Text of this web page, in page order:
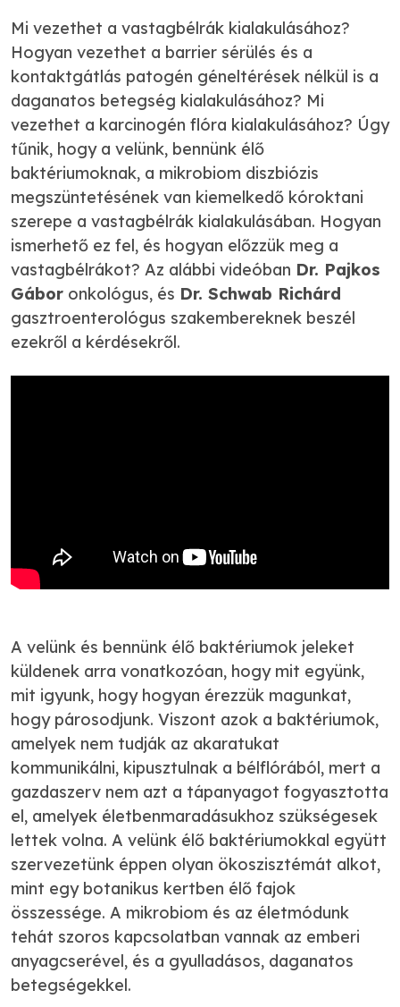
Mi vezethet a vastagbélrák kialakulásához?
Hogyan vezethet a barrier sérülés és a
kontaktgátlás patogén géneltérések nélkül is a
daganatos betegség kialakulásához? Mi
vezethet a karcinogén flóra kialakulásához? Úgy
tűnik, hogy a velünk, bennünk élő
baktériumoknak, a mikrobiom diszbiózis
megszüntetésének van kiemelkedő kóroktani
szerepe a vastagbélrák kialakulásában. Hogyan
ismerhető ez fel, és hogyan előzzük meg a
vastagbélrákot? Az alábbi videóban Dr. Pajkos
Gábor onkológus, és Dr. Schwab Richárd
gasztroenterológus szakembereknek beszél
ezekről a kérdésekről.
A velünk és bennünk élő baktériumok jeleket
küldenek arra vonatkozóan, hogy mit együnk,
mit igyunk, hogy hogyan érezzük magunkat,
hogy párosodjunk. Viszont azok a baktériumok,
amelyek nem tudják az akaratukat
kommunikálni, kipusztulnak a bélflórából, mert a
gazdaszerv nem azt a tápanyagot fogyasztotta
el, amelyek életbenmaradásukhoz szükségesek
lettek volna. A velünk élő baktériumokkal együtt
szervezetünk éppen olyan ökoszisztémát alkot,
mint egy botanikus kertben élő fajok
összessége. A mikrobiom és az életmódunk
tehát szoros kapcsolatban vannak az emberi
anyagcserével, és a gyulladásos, daganatos
betegségekkel.